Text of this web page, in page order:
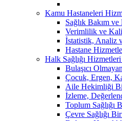
Kamu Hastaneleri
Sağlık Bakım
Verimlilik ve
İstatistik, Analiz
Hastane
Halk Sağlığı Hizmetleri
Bulaşıcı
Çocuk, Ergen,
Aile Hekimliği
İzleme,
Toplum Sağlığı
Çevre Sağlığı